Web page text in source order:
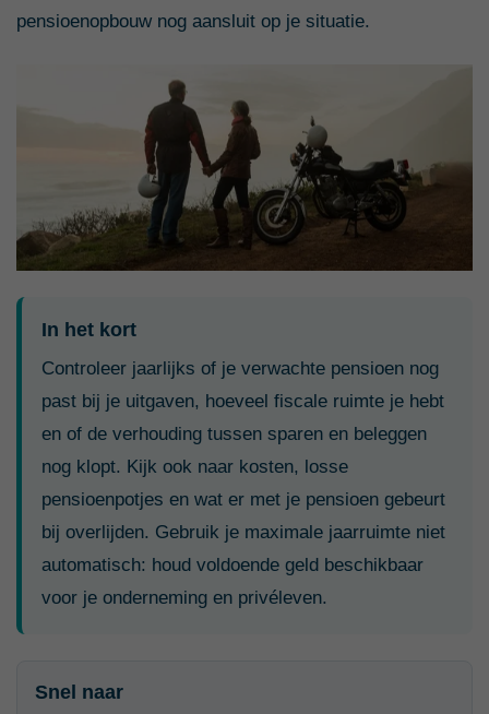
pensioenopbouw nog aansluit op je situatie.
In het kort
Controleer jaarlijks of je verwachte pensioen nog
past bij je uitgaven, hoeveel fiscale ruimte je hebt
en of de verhouding tussen sparen en beleggen
nog klopt. Kijk ook naar kosten, losse
pensioenpotjes en wat er met je pensioen gebeurt
bij overlijden. Gebruik je maximale jaarruimte niet
automatisch: houd voldoende geld beschikbaar
voor je onderneming en privéleven.
Snel naar